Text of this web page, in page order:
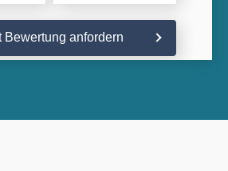
Bewertung anfordern